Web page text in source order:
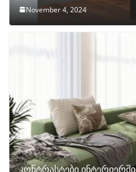
November 4, 2024
კონტრასტები ინტერიერში